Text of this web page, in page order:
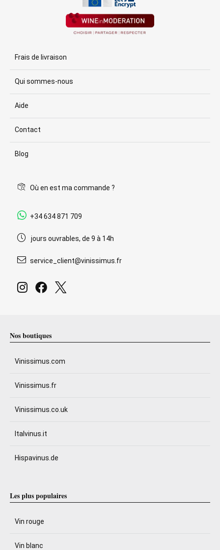
Frais de livraison
Qui sommes-nous
Aide
Contact
Blog
Où en est ma commande ?
+34 634 871 709
jours ouvrables, de 9 à 14h
service_client@vinissimus.fr
Nos boutiques
Vinissimus.com
Vinissimus.fr
Vinissimus.co.uk
Italvinus.it
Hispavinus.de
Les plus populaires
Vin rouge
Vin blanc